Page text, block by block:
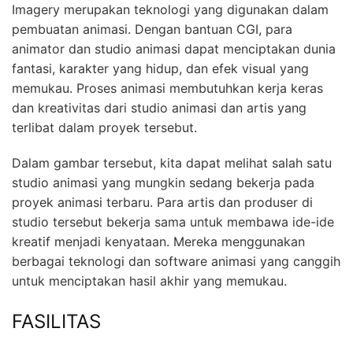
Imagery merupakan teknologi yang digunakan dalam
pembuatan animasi. Dengan bantuan CGI, para
animator dan studio animasi dapat menciptakan dunia
fantasi, karakter yang hidup, dan efek visual yang
memukau. Proses animasi membutuhkan kerja keras
dan kreativitas dari studio animasi dan artis yang
terlibat dalam proyek tersebut.
Dalam gambar tersebut, kita dapat melihat salah satu
studio animasi yang mungkin sedang bekerja pada
proyek animasi terbaru. Para artis dan produser di
studio tersebut bekerja sama untuk membawa ide-ide
kreatif menjadi kenyataan. Mereka menggunakan
berbagai teknologi dan software animasi yang canggih
untuk menciptakan hasil akhir yang memukau.
FASILITAS